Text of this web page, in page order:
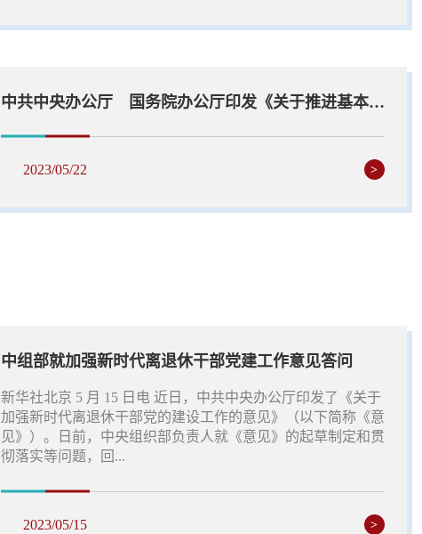
中共中央办公厅 国务院办公厅印发《关于推进基本养老服务体系建...
2023/05/22 >
中组部就加强新时代离退休干部党建工作意见答问
新华社北京 5 月 15 日电 近日，中共中央办公厅印发了《关于
加强新时代离退休干部党的建设工作的意见》（以下简称《意
见》）。日前，中央组织部负责人就《意见》的起草制定和贯
彻落实等问题，回...
2023/05/15 >